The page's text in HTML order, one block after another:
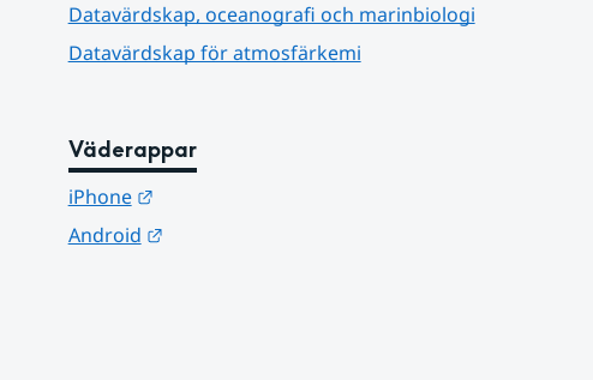
Datavärdskap, oceanografi och marinbiologi
Datavärdskap för atmosfärkemi
Väderappar
iPhone
Länk till annan webbplats.
Android
Länk till annan webbplats.